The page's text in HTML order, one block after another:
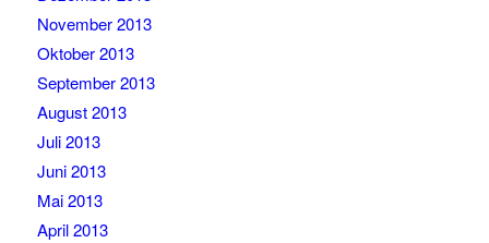
November 2013
Oktober 2013
September 2013
August 2013
Juli 2013
Juni 2013
Mai 2013
April 2013